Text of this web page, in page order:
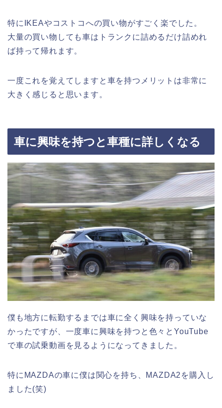
特にIKEAやコストコへの買い物がすごく楽でした。
大量の買い物しても車はトランクに詰めるだけ詰めれ
ば持って帰れます。
一度これを覚えてしますと車を持つメリットは非常に
大きく感じると思います。
車に興味を持つと車種に詳しくなる
僕も地方に転勤するまでは車に全く興味を持っていな
かったですが、一度車に興味を持つと色々とYouTube
で車の試乗動画を見るようになってきました。
特にMAZDAの車に僕は関心を持ち、MAZDA2を購入し
ました(笑)